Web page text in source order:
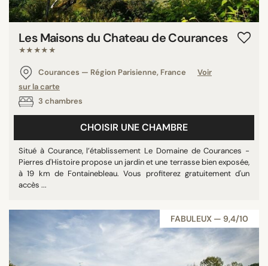
Les Maisons du Chateau de Courances
★★★★★
Courances — Région Parisienne, France
Voir
sur la carte
3 chambres
CHOISIR UNE CHAMBRE
Situé à Courance, l’établissement Le Domaine de Courances -
Pierres d'Histoire propose un jardin et une terrasse bien exposée,
à 19 km de Fontainebleau. Vous profiterez gratuitement d'un
accès ...
FABULEUX — 9,4/10